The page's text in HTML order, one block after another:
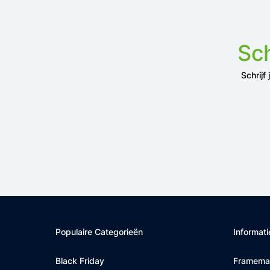
Schrijf
Populaire Categorieën
Black Friday